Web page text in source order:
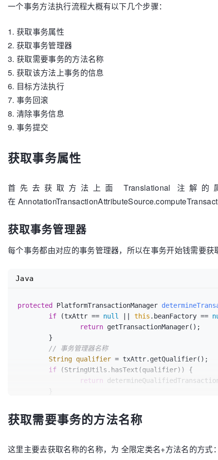
// 5. 获取该方法上事务的信息
			retVal = invocation.proceedWithInvocation();
		}
			completeTransactionAfterThrowing(txInfo, ex);
		}
			cleanupTransactionInfo(txInfo);
		commitTransactionAfterReturning(txInfo);
return retVal;
else {
// 10. 编程式事务，流程和声明式事务一致
	}
}
一个事务方法执行流程大概有以下几个步骤：
1. 获取事务属性
2. 获取事务管理器
3. 获取需要事务的方法名称
5. 获取该方法上事务的信息
6. 目标方法执行
7. 事务回滚
8. 清除事务信息
9. 事务提交
获取事务属性
首先去获取方法上面 Translational 注解
在
获取事务管理器
每个事务都由对应的事务管理器，所以在事务开始钱需要获
protected PlatformTransactionManager
if (txAttr == null this .beanFactory ==
return getTransactionManager();
// 事务管理器名称
String qualifier = txAttr.getQualifier();
if (StringUtils.hasText(qualifier)) {
return
return
	}
// 默认事务管理器
PlatformTransactionManager
Java
获取需要事务的方法名称
这里主要去获取名称的名称，为 全限定类名+方法名的方